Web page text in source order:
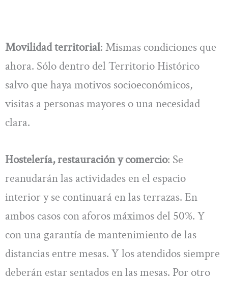
Movilidad territorial: Mismas condiciones que
ahora. Sólo dentro del Territorio Histórico
salvo que haya motivos socioeconómicos,
visitas a personas mayores o una necesidad
clara.
Hostelería, restauración y comercio: Se
reanudarán las actividades en el espacio
interior y se continuará en las terrazas. En
ambos casos con aforos máximos del 50%. Y
con una garantía de mantenimiento de las
distancias entre mesas. Y los atendidos siempre
deberán estar sentados en las mesas. Por otro